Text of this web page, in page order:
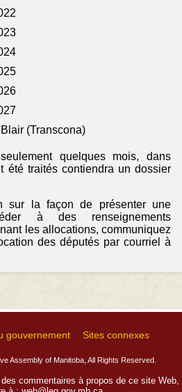
(Transcona)
quelques mois, dans
été traités contiendra un dossier
sur la façon de présenter une
à des renseignements
les allocations, communiquez
des députés par courriel à
gouvernement Sites connexes
Assembly of Manitoba, All Rights Reserved.
commentaires à propos de ce site Web,